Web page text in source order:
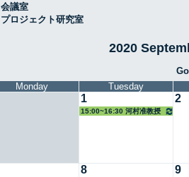
会議室
プロジェクト研究室
2020
Monday Tuesday
1
15:00~16:30 河村准教授
2
8 9